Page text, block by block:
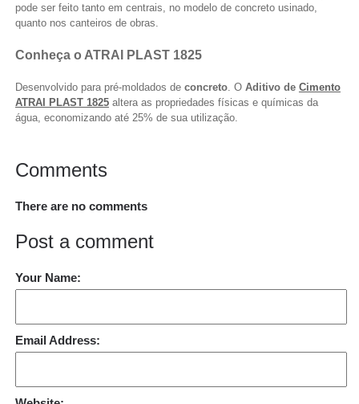
pode ser feito tanto em centrais, no modelo de concreto usinado,
quanto nos canteiros de obras.
Conheça o ATRAI PLAST 1825
Desenvolvido para pré-moldados de concreto. O Aditivo de Cimento
ATRAI PLAST 1825altera as propriedades físicas e químicas da
água, economizando até 25% de sua utilização.
Comments
There are no comments
Post a comment
Your Name:
Email Address: